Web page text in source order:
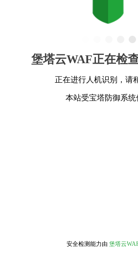
堡塔云WAF正在检
正在进行人机识别，请
本站受宝塔防御系统
安全检测能力由 堡塔云